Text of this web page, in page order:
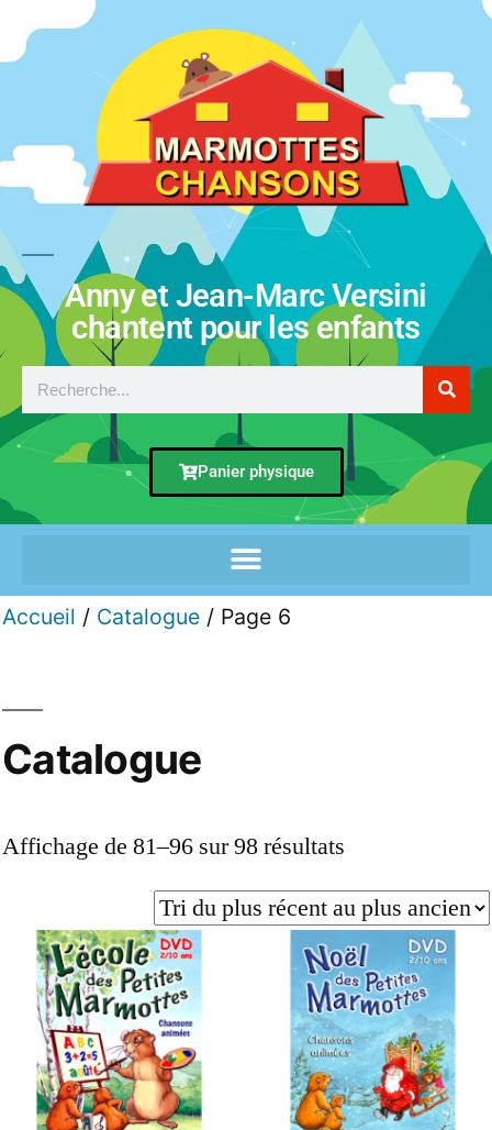
Anny et Jean-Marc Versini
chantent pour les enfants
Panier physique
Accueil / Catalogue / Page 6
Catalogue
Affichage de 81–96 sur 98 résultats